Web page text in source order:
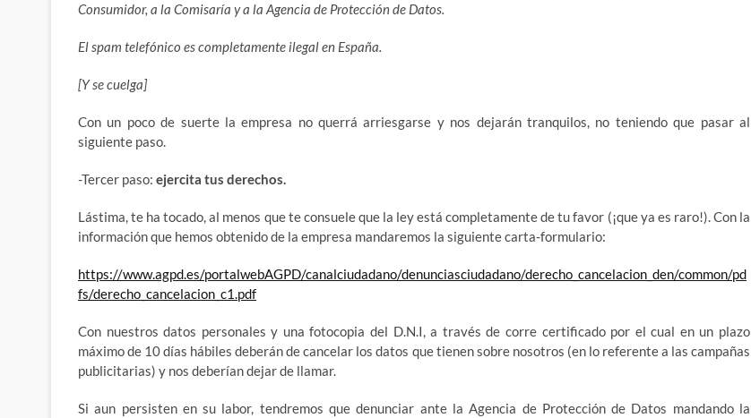
Consumidor, a la Comisaría y a la Agencia de Protección de Datos.
El spam telefónico es completamente ilegal en España.
[Y se cuelga]
Con un poco de suerte la empresa no querrá arriesgarse y nos dejarán tranquilos, no teniendo que pasar al
siguiente paso.
-Tercer paso: ejercita tus derechos.
Lástima, te ha tocado, al menos que te consuele que la ley está completamente de tu favor (¡que ya es raro!). Con la
información que hemos obtenido de la empresa mandaremos la siguiente carta-formulario:
https://www.agpd.es/portalwebAGPD/canalciudadano/denunciasciudadano/derecho_cancelacion_den/common/pd
fs/derecho_cancelacion_c1.pdf
Con nuestros datos personales y una fotocopia del D.N.I, a través de corre certificado por el cual en un plazo
máximo de 10 días hábiles deberán de cancelar los datos que tienen sobre nosotros (en lo referente a las campañas
publicitarias) y nos deberían dejar de llamar.
Si aun persisten en su labor, tendremos que denunciar ante la Agencia de Protección de Datos mandando la